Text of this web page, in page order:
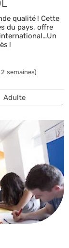
qualité ! Cette
du pays, offre
!
semaines)
Adulte